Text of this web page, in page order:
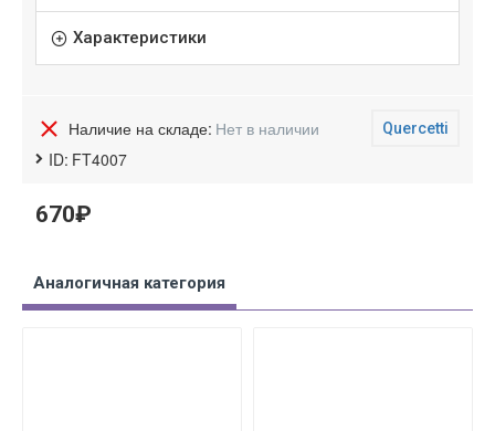
Характеристики
Наличие на складе: Нет в наличии
ID: FT4007
Quercetti
670₽
Аналогичная категория